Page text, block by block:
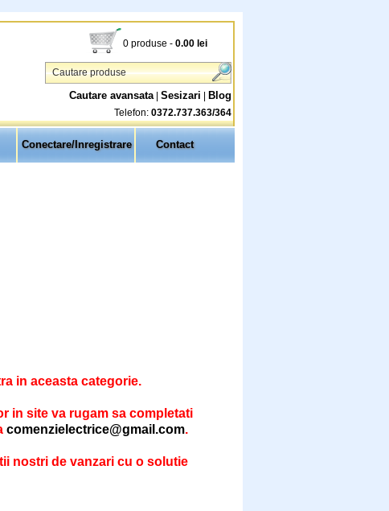
0 produse - 0.00lei
Conectare/Inregistrare Contact
Cautare avansata| Sesizari Blog
Telefon: 0372.737.363/364
in aceasta categorie.
in site va rugam sa completati
comenzielectrice@gmail.com.
nostri de vanzari cu o solutie